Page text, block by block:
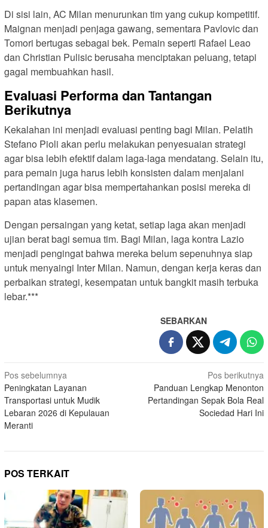
Di sisi lain, AC Milan menurunkan tim yang cukup kompetitif.
Maignan menjadi penjaga gawang, sementara Pavlovic dan
Tomori bertugas sebagai bek. Pemain seperti Rafael Leao
dan Christian Pulisic berusaha menciptakan peluang, tetapi
gagal membuahkan hasil.
Evaluasi Performa dan Tantangan
Berikutnya
Kekalahan ini menjadi evaluasi penting bagi Milan. Pelatih
Stefano Pioli akan perlu melakukan penyesuaian strategi
agar bisa lebih efektif dalam laga-laga mendatang. Selain itu,
para pemain juga harus lebih konsisten dalam menjalani
pertandingan agar bisa mempertahankan posisi mereka di
papan atas klasemen.
Dengan persaingan yang ketat, setiap laga akan menjadi
ujian berat bagi semua tim. Bagi Milan, laga kontra Lazio
menjadi pengingat bahwa mereka belum sepenuhnya siap
untuk menyaingi Inter Milan. Namun, dengan kerja keras dan
perbaikan strategi, kesempatan untuk bangkit masih terbuka
lebar.***
SEBARKAN
N
a
v
i
s
i
Pos sebelumnya
Peningkatan Layanan
Transportasi untuk Mudik
Lebaran 2026 di Kepulauan
Meranti
Pos berikutnya
Panduan Lengkap Menonton
Pertandingan Sepak Bola Real
Sociedad Hari Ini
POS TERKAIT